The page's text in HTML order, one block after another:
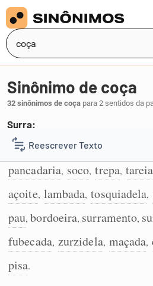
Reescrever Texto
Resumir Texto
Corrigir Texto
Detector de IA
Sinônimo de coça
32 sinônimos de coça para 2 sentidos da
Surra:
1 surra,sova,espancamento
pancadaria, soco, trepa, tareia
açoite, lambada, tosquiadela,
pau,bordoeira, surramento,
fubecada, zurzidela, maçada,
pisa.